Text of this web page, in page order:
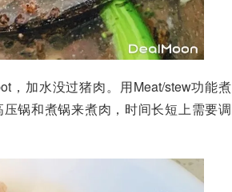
，加水没过猪肉。用Meat/stew功能煮
锅和煮锅来煮肉，时间长短上需要调